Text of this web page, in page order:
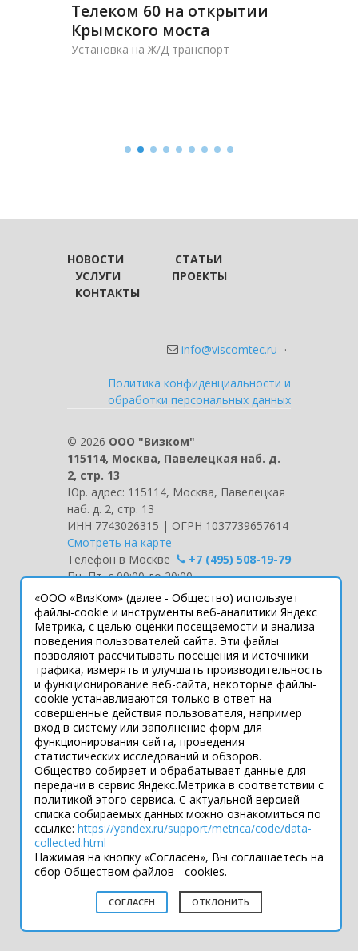
Телеком 60 на открытии
Крымского моста
Установка на Ж/Д транспорт
НОВОСТИ
СТАТЬИ
УСЛУГИ
ПРОЕКТЫ
КОНТАКТЫ
info@viscomtec.ru ·
Политика конфиденциальности и
обработки персональных данных
© 2026 ООО "Визком"
115114, Москва, Павелецкая наб. д.
2, стр. 13
Юр. адрес: 115114, Москва, Павелецкая
наб. д. 2, стр. 13
ИНН 7743026315 | ОГРН 1037739657614
Смотреть на карте
Телефон в Москве
+7 (495) 508-19-79
Пн.-Пт. с 09:00 до 20:00
Интернет-сайт носит информационный
характер и ни при каких условиях не
является публичной офертой, которая
определяется положениями статьи 437
Гражданского кодекса РФ.
Технические параметры (спецификация)
и комплект поставки товара могут быть
изменены производителем без
предварительного уведомления.
Уточняйте информацию у наших
менеджеров.
Подпишитесь
Разработка сайта — Filatov Group
«ООО «ВизКом» (далее - Общество) использует
файлы-cookie и инструменты веб-аналитики Яндекс
Метрика, с целью оценки посещаемости и анализа
поведения пользователей сайта. Эти файлы
позволяют рассчитывать посещения и источники
трафика, измерять и улучшать производительность
и функционирование веб-сайта, некоторые файлы-
cookie устанавливаются только в ответ на
совершенные действия пользователя, например
вход в систему или заполнение форм для
функционирования сайта, проведения
статистических исследований и обзоров.
Общество собирает и обрабатывает данные для
передачи в сервис Яндекс.Метрика в соответствии с
политикой этого сервиса. С актуальной версией
списка собираемых данных можно ознакомиться по
ссылке: https://yandex.ru/support/metrica/code/data-
collected.html
Нажимая на кнопку «Согласен», Вы соглашаетесь на
сбор Обществом файлов - cookies.
СОГЛАСЕН ОТКЛОНИТЬ